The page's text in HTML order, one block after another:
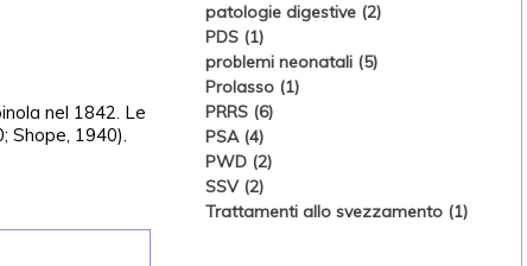
nel 1842. Le
Shope, 1940).
patologie digestive (2)
PDS (1)
problemi neonatali (5)
Prolasso (1)
PRRS (6)
PSA (4)
PWD (2)
SSV (2)
Trattamenti allo svezzamento (1)